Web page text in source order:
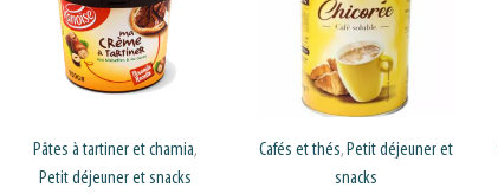
Pâtes à tartiner et chamia,
Petit déjeuner et snacks
Cafés et thés, Petit déjeuner et
snacks